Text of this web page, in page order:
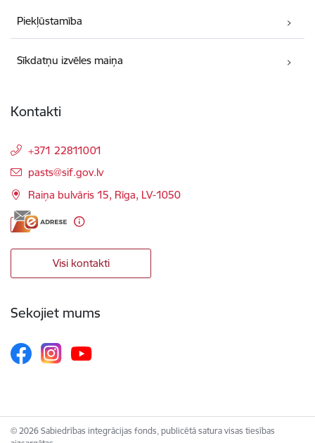
Piekļūstamība
Sīkdatņu izvēles maiņa
Kontakti
+371 22811001
E-pasts:
pasts@sif.gov.lv
Raiņa bulvāris 15, Rīga, LV-1050
Visi kontakti
Sekojiet mums
© 2026 Sabiedrības integrācijas fonds, publicētā satura visas tiesības